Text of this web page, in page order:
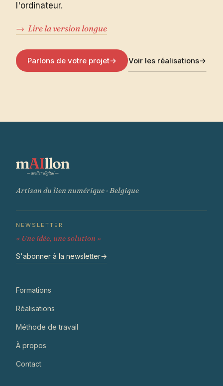
l'ordinateur.
→ Lire la version longue
Parlons de votre projet→ Voir les réalisations→
Artisan du lien numérique · Belgique
NEWSLETTER
« Une idée, une solution »
S'abonner à la newsletter→
Formations
Réalisations
Méthode de travail
À propos
Contact